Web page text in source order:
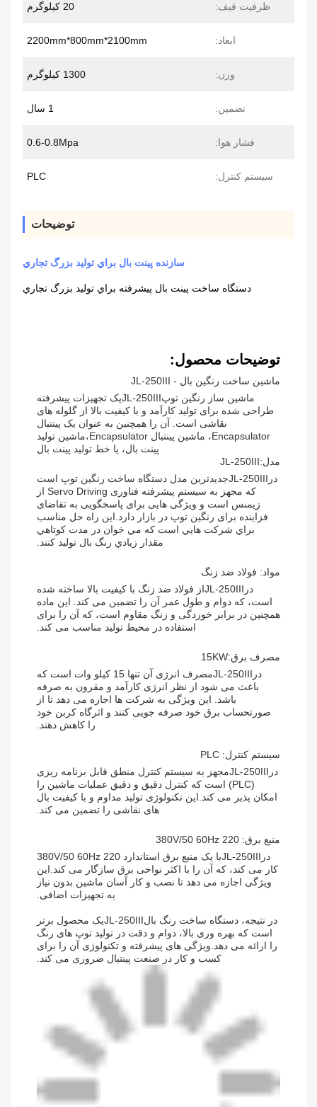
ظرفیت قیف: 20 کیلوگرم
ابعاد: 2200mm*800mm*2100mm
وزن: 1300 کیلوگرم
تضمین: 1 سال
فشار هوا: 0.6-0.8Mpa
سیستم کنترل: PLC
توضیحات
سازنده پينت بال براي توليد بزرگ تجاري
دستگاه ساخت پينت بال پیشرفته براي توليد بزرگ تجاري
توضیحات محصول:
ماشین ساخت رنگین بال - JL-250III
ماشین ساز رنگین توپJL-250IIIیک تجهیزات پیشرفته
طراحی شده برای تولید کارآمد و با کیفیت بالا از گلوله های
نقاشی است. آن را همچنین به عنوان یک پینتبال
Encapsulator، ماشین پینتبال Encapsulator،ماشین تولید
پینت بال، يا خط توليد پينت بال
مدل:JL-250III
در JL-250IIIجدیدترین مدل دستگاه ساخت رنگین توپ است
که مجهز به سیستم پیشرفته فناوری Servo Driving از
زیمنس است و ویژگی هایی برای پاسخگویی به تقاضای
فزاینده برای رنگین توپ در بازار دارد.اين راه حل مناسب
براي شرکت هايي است که مي خوان در مدت کوتاهي
مقدار زيادي رنگ بال تولید کنند.
مواد: فولاد ضد زنگ
در JL-250IIIاز فولاد ضد زنگ با کیفیت بالا ساخته شده
است، که دوام و طول عمر آن را تضمین می کند. این ماده
همچنین در برابر خوردگی و زنگ مقاوم است، که آن را برای
استفاده در محیط تولید مناسب می کند.
مصرف برق:15KW
در JL-250III
مصرف انرژی آن تنها 15 کیلو وات است که
باعث می شود از نظر انرژی کارآمد و مقرون به صرفه
باشد. این ویژگی به شرکت ها اجازه می دهد تا از
صورتحساب برق خود صرفه جویی کنند و اثرگاه کربن خود
را کاهش دهند.
سیستم کنترل: PLC
در JL-250IIIمجهز به سیستم کنترل منطق قابل برنامه ریزی
(PLC) است که کنترل دقیق و دقیق عملیات ماشین را
امکان پذیر می کند.این تکنولوژی تولید مداوم و با کیفیت بال
های نقاشی را تضمین می کند.
منبع برق: 220 380V/50 60Hz
در JL-250III
با یک منبع برق استاندارد 220 380V/50 60Hz
کار می کند، که آن را با اکثر نواحی برق سازگار می کند.این
ویژگی اجازه می دهد تا نصب و کار آسان ماشین بدون نیاز
به تجهیزات اضافی.
در نتیجه، دستگاه ساخت رنگ بالJL-250IIIیک محصول برتر
است که بهره وری بالا، دوام و دقت در تولید توپ های رنگ
را ارائه می دهد.ویژگی های پیشرفته و تکنولوژی آن را برای
کسب و کار در صنعت پینتبال ضروری می کند.